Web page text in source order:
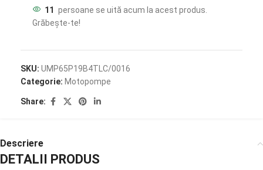
11
persoane se uită acum la acest produs.
Grăbește-te!
SKU: UMP65P19B4TLC/0016
Categorie: Motopompe
Share:
Descriere
DETALII PRODUS